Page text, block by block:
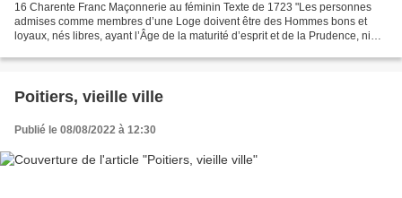
16 Charente Franc Maçonnerie au féminin Texte de 1723 "Les personnes
admises comme membres d’une Loge doivent être des Hommes bons et
loyaux, nés libres, ayant l’Âge de la maturité d’esprit et de la Prudence, ni
Poitiers, vieille ville
Publié le 08/08/2022 à 12:30